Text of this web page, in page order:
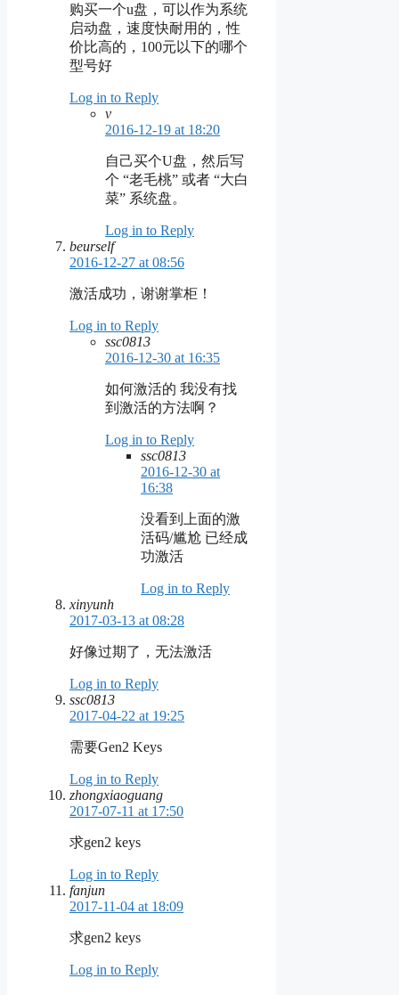
购买一个u盘，可以作为系统
启动盘，速度快耐用的，性
价比高的，100元以下的哪个
型号好
Log in to Reply
v
2016-12-19 at 18:20
自己买个U盘，然后写
个 “老毛桃” 或者 “大白
菜” 系统盘。
Log in to Reply
beurself
2016-12-27 at 08:56
激活成功，谢谢掌柜！
Log in to Reply
ssc0813
2016-12-30 at 16:35
如何激活的 我没有找
到激活的方法啊？
Log in to Reply
ssc0813
2016-12-30 at
16:38
没看到上面的激
活码/尴尬 已经成
功激活
Log in to Reply
xinyunh
2017-03-13 at 08:28
好像过期了，无法激活
Log in to Reply
ssc0813
2017-04-22 at 19:25
需要Gen2 Keys
Log in to Reply
zhongxiaoguang
2017-07-11 at 17:50
求gen2 keys
Log in to Reply
fanjun
2017-11-04 at 18:09
求gen2 keys
Log in to Reply